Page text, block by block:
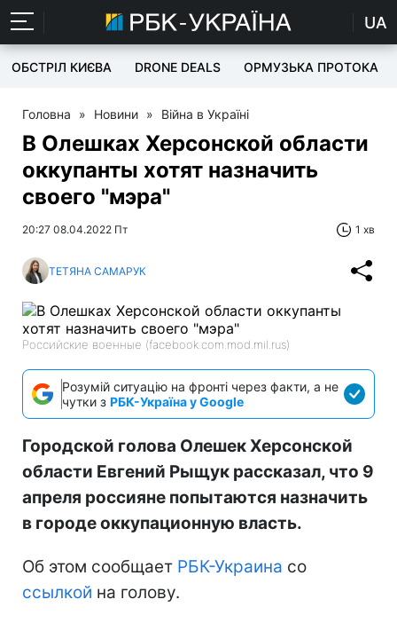
UA
ОБСТРІЛ КИЄВА DRONE DEALS ОРМУЗЬКА ПРОТОКА
Головна » Новини » Війна в Україні
В Олешках Херсонской области
оккупанты хотят назначить
своего "мэра"
20:27 08.04.2022 Пт 1 хв
ТЕТЯНА САМАРУК
Российские военные (facebook.com.mod.mil.rus)
Розумій ситуацію на фронті через факти, а не
чутки з РБК-Україна у Google
Городской голова Олешек Херсонской
области Евгений Рыщук рассказал, что 9
апреля россияне попытаются назначить
в городе оккупационную власть.
Об этом сообщает РБК-Украина со
ссылкой на голову.